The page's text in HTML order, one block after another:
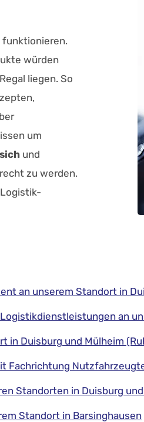
funktionieren.
würden
liegen. So
um
und
zu werden.
an unserem Standort in
an
in Duisburg und Mülheim
Standorten in Duisburg
Standort in Barsinghausen